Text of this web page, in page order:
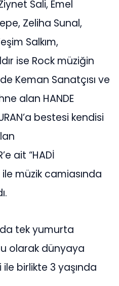
Sali, Emel
Zeliha Sunal,
Salkım,
ise Rock müziğin
Keman Sanatçısı ve
alan HANDE
bestesi kendisi
ait “HADİ
ile müzik camiasında
tek yumurta
olarak dünyaya
ile birlikte 3 yaşında